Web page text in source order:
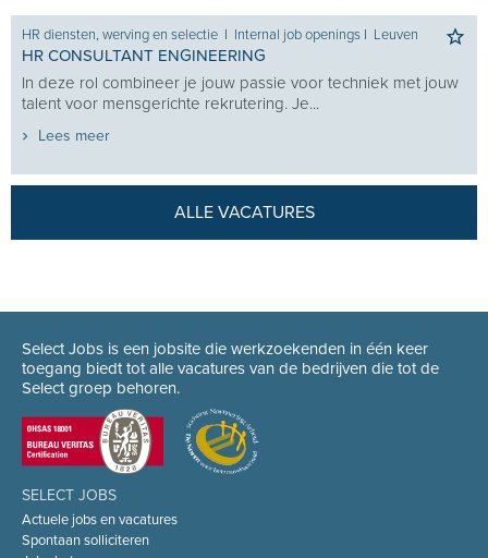
HR diensten, werving en selectie I Internal job openings I Leuven
HR CONSULTANT ENGINEERING
In deze rol combineer je jouw passie voor techniek met jouw
talent voor mensgerichte rekrutering. Je...
Lees meer
ALLE VACATURES
Select Jobs is een jobsite die werkzoekenden in één keer
toegang biedt tot alle vacatures van de bedrijven die tot de
Select groep behoren.
SELECT JOBS
Actuele jobs en vacatures
Spontaan solliciteren